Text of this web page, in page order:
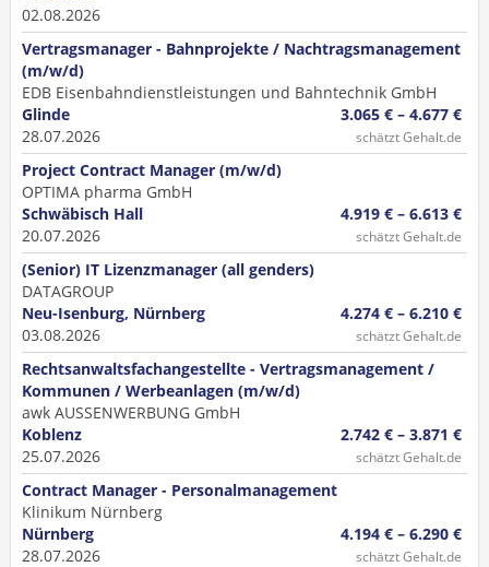
02.08.2026
Vertragsmanager - Bahnprojekte / Nachtragsmanagement
(m/w/d)
EDB Eisenbahndienstleistungen und Bahntechnik GmbH
Glinde
28.07.2026
3.065 € – 4.677 €
schätzt Gehalt.de
Project Contract Manager (m/w/d)
OPTIMA pharma GmbH
Schwäbisch Hall
20.07.2026
4.919 € – 6.613 €
schätzt Gehalt.de
(Senior) IT Lizenzmanager (all genders)
DATAGROUP
Neu-Isenburg, Nürnberg
03.08.2026
4.274 € – 6.210 €
schätzt Gehalt.de
Rechtsanwaltsfachangestellte - Vertragsmanagement /
Kommunen / Werbeanlagen (m/w/d)
awk AUSSENWERBUNG GmbH
Koblenz
25.07.2026
2.742 € – 3.871 €
schätzt Gehalt.de
Contract Manager - Personalmanagement
Klinikum Nürnberg
Nürnberg
28.07.2026
4.194 € – 6.290 €
schätzt Gehalt.de